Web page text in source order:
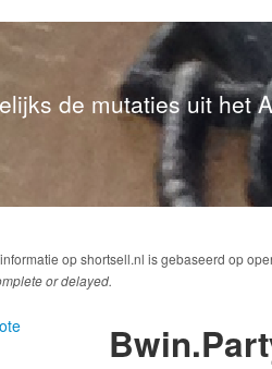
de mutaties uit het
op shortsell.nl is gebaseerd op
or delayed.